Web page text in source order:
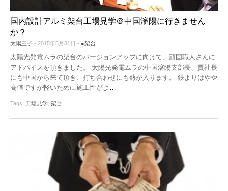
●保険
●架台
●メンテナンス
●土地探し
●体験会
ソーラーシェアリングとは
機器レンタル
国内設計アルミ架台工場見学＠中国瀋陽に行きません
か？
太陽王子 - 2015年5月31日 - ●架台
太陽光発電ムラの架台のバージョンアップに向けて、頑固職人さんに
アドバイスを頂きました。 太陽光発電ムラの中国瀋陽支部長、賈社長
にも中国から来て頂き、打ち合わせにも熱が入ります。 鉄よりはやや
高値ですが軽いために施工性がよ
Tags: 工場見学 架台